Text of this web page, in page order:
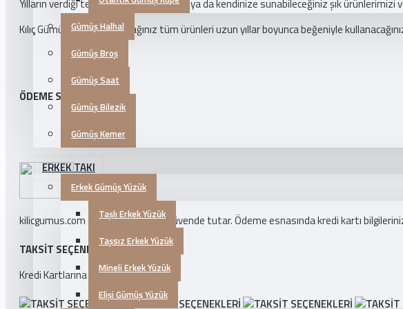
Gümüş Halhal
Gümüş Broş
Gümüş Saat
Gümüş Bilezik
Gümüş Kemer
ERKEK TAKI
Erkek Gümüş Yüzük
Taşlı Erkek Yüzük
Taşsız Erkek Yüzük
Mineli Erkek Yüzük
Elişi Gümüş Yüzük
Yılların verdiği tecrübe ile sevdiklerinize ya da kendinize sunabileceğiniz şık
Kılıç Gümüş'ten satın alacağınız tüm ürünleri uzun yıllar boyunca beğeniyle
ÖDEME SEÇENEKLERI
kilicgumus.com ödeme bilgilerinizi güvende tutar. Ödeme esnasında kredi kartı
TAKSIT SEÇENEKLERI
Kredi Kartlarına 3 Taksit İmkanı!